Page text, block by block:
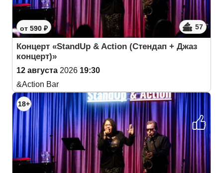
от 590 ₽ 57
Концерт «StandUp & Action (Cтендап + Джаз
концерт)»
12 августа 2026 19:30
&Action Bar
18+